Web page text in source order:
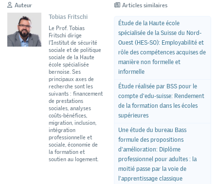
Auteur
Tobias Fritschi
Le Prof. Tobias
Fritschi dirige
l‘Institut de sécurité
sociale et de politique
sociale de la Haute
école spécialisée
bernoise. Ses
principaux axes de
recherche sont les
suivants : financement
de prestations
sociales, analyses
coûts-bénéfices,
migration, inclusion,
intégration
professionnelle et
sociale, économie de
la formation et
soutien au logement.
Articles similaires
Étude de la Haute école
spécialisée de la Suisse du Nord-
Ouest (HES-SO): Employabilité et
rôle des compétences acquises de
manière non formelle et
informelle
Étude réalisée par BSS pour le
compte d'edu-suisse: Rendement
de la formation dans les écoles
supérieures
Une étude du bureau Bass
formule des propositions
d'amélioration: Diplôme
professionnel pour adultes : la
moitié passe par la voie de
l’apprentissage classique